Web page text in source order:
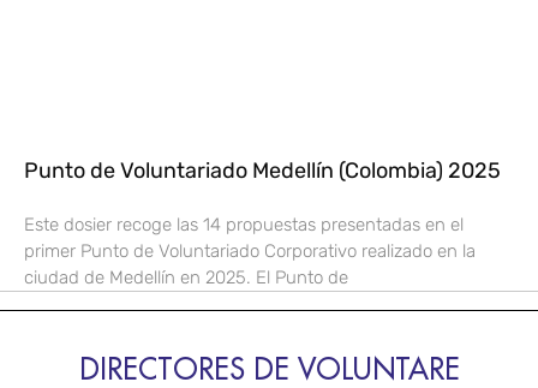
Punto de Voluntariado Medellín (Colombia) 2025
Este dosier recoge las 14 propuestas presentadas en el
primer Punto de Voluntariado Corporativo realizado en la
ciudad de Medellín en 2025. El Punto de
DIRECTORES DE VOLUNTARE